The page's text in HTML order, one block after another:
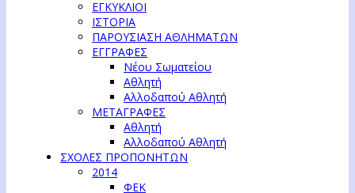
ΕΓΚΥΚΛΙΟΙ
ΙΣΤΟΡΙΑ
ΠΑΡΟΥΣΙΑΣΗ ΑΘΛΗΜΑΤΩΝ
ΕΓΓΡΑΦΕΣ
Νέου Σωματείου
Αθλητή
Αλλοδαπού Αθλητή
ΜΕΤΑΓΡΑΦΕΣ
Αθλητή
Αλλοδαπού Αθλητή
ΣΧΟΛΕΣ ΠΡΟΠΟΝΗΤΩΝ
2014
ΦΕΚ